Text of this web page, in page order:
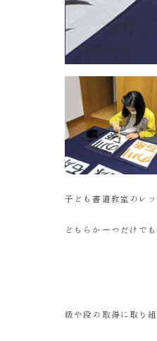
小学生の毛筆
子ども書道教室のレ
どちらか一つだけで
級や段の取得に取り